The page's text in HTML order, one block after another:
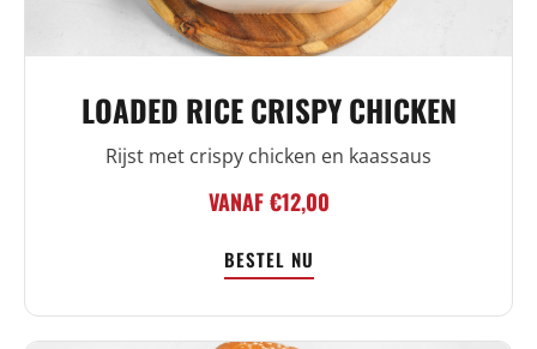
LOADED RICE CRISPY CHICKEN
Rijst met crispy chicken en kaassaus
VANAF €12,00
BESTEL NU